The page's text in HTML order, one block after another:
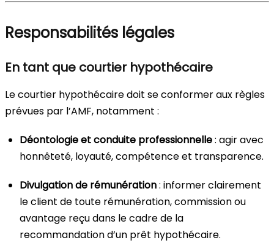
Responsabilités légales
En tant que courtier hypothécaire
Le courtier hypothécaire doit se conformer aux règles
prévues par l’AMF, notamment :
Déontologie et conduite professionnelle: agir avec
honnêteté, loyauté, compétence et transparence.
Divulgation de rémunération: informer clairement
le client de toute rémunération, commission ou
avantage reçu dans le cadre de la
recommandation d’un prêt hypothécaire.